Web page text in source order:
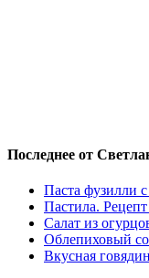
Последнее от
Паста фузилли
Пастила.
Салат из
Облепиховый
Вкусная